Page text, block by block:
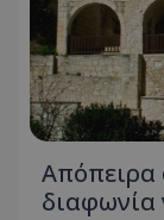
διαφωνία